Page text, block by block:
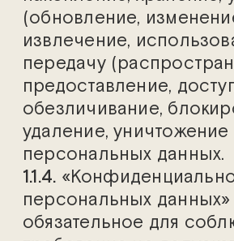
(обновление,
извлечение,
передачу
предоставление,
обезличивание,
удаление, уничтожение
персональных данных.
1.1.4.
персональных
обязательное для